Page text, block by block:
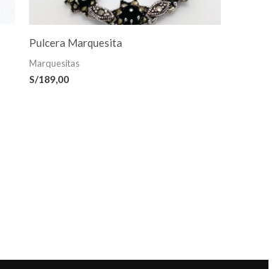
Pulcera Marquesita
Marquesitas
S/189,00